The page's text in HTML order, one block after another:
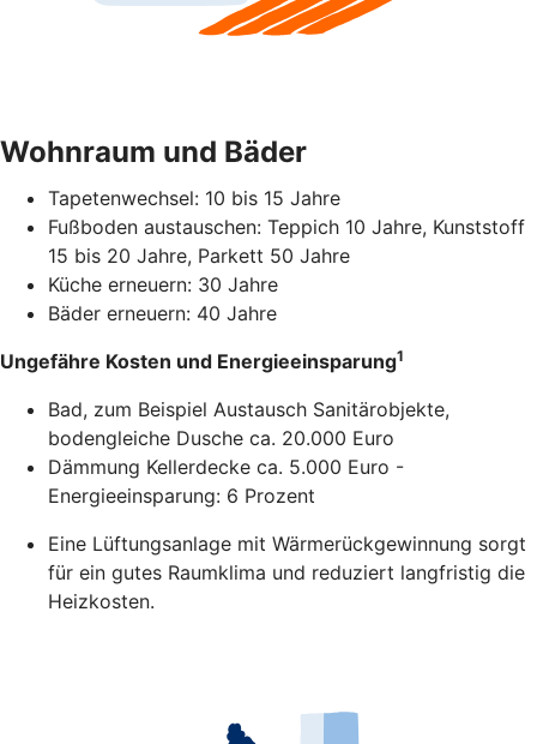
Wohnraum und Bäder
Tapetenwechsel: 10 bis 15 Jahre
Fußboden austauschen: Teppich 10 Jahre, Kunststoff
15 bis 20 Jahre, Parkett 50 Jahre
Küche erneuern: 30 Jahre
Bäder erneuern: 40 Jahre
Ungefähre Kosten und Energieeinsparung1
Bad, zum Beispiel Austausch Sanitärobjekte,
bodengleiche Dusche ca. 20.000 Euro
Dämmung Kellerdecke ca. 5.000 Euro -
Energieeinsparung: 6 Prozent
Eine Lüftungsanlage mit Wärmerückgewinnung sorgt
für ein gutes Raumklima und reduziert langfristig die
Heizkosten.